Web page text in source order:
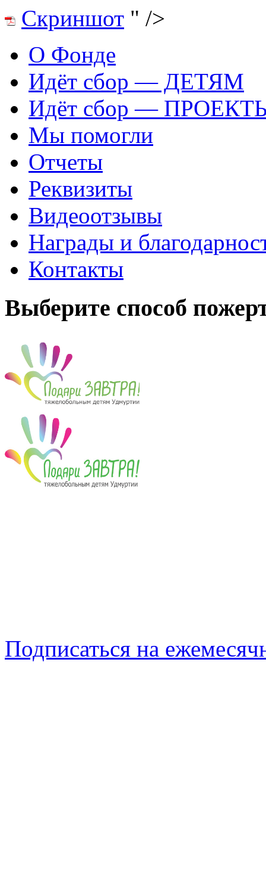
Скриншот " />
О Фонде
Идёт сбор — ДЕТЯМ
Идёт сбор —
Мы помогли
Отчеты
Реквизиты
Видеоотзывы
Награды и
Контакты
Выберите способ
Подписаться на